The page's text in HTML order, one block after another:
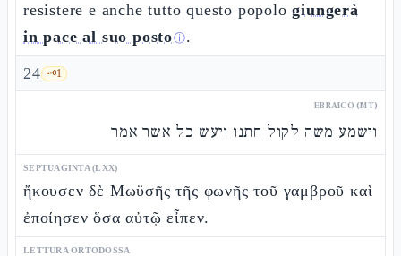
resistere e anche tutto questo popologiungerà
in pace al suo postoⓘ.
24 🗝️1
EBRAICO (MT)
וישמע משה לקול חתנו ויעש כל אשר אמר
SEPTUAGINTA (LXX)
ἤκουσεν δὲ Μωϋσῆς τῆς φωνῆς τοῦ γαμβροῦ καὶ
ἐποίησεν ὅσα αὐτῷ εἶπεν.
LETTURA ORTODOSSA